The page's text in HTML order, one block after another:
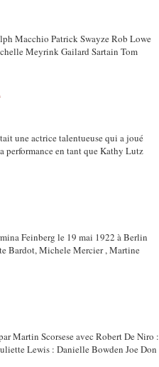
Macchio Patrick Swayze Rob Lowe
Meyrink Gailard Sartain Tom
une actrice talentueuse qui a joué
performance en tant que Kathy Lutz
Feinberg le 19 mai 1922 à Berlin
Bardot, Michele Mercier , Martine
Martin Scorsese avec Robert De Niro :
Lewis : Danielle Bowden Joe Don